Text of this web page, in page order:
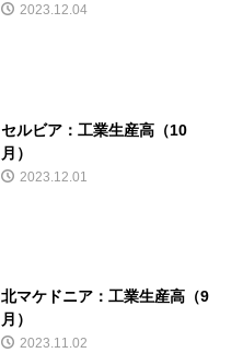
2023.12.04
セルビア：工業生産高（10
月）
2023.12.01
北マケドニア：工業生産高（9
月）
2023.11.02